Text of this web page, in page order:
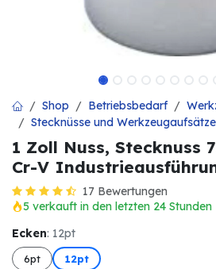
Shop Betriebsbedarf
Stecknüsse und Werkzeugaufsätze
1 Zoll Nuss, Stecknuss
Cr-V
17 Bewertungen
5 verkauft in den letzten 24 Stunden
Ecken: 12pt
6pt 12pt